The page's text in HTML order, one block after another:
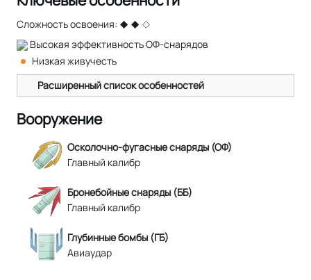
Сложность освоения:
Высокая эффективность ОФ-снарядов
Низкая живучесть
Расширенный список особенностей
Вооружение
Осколочно-фугасные снаряды (ОФ)
Главный калибр
Бронебойные снаряды (ББ)
Главный калибр
Глубинные бомбы (ГБ)
Авиаудар